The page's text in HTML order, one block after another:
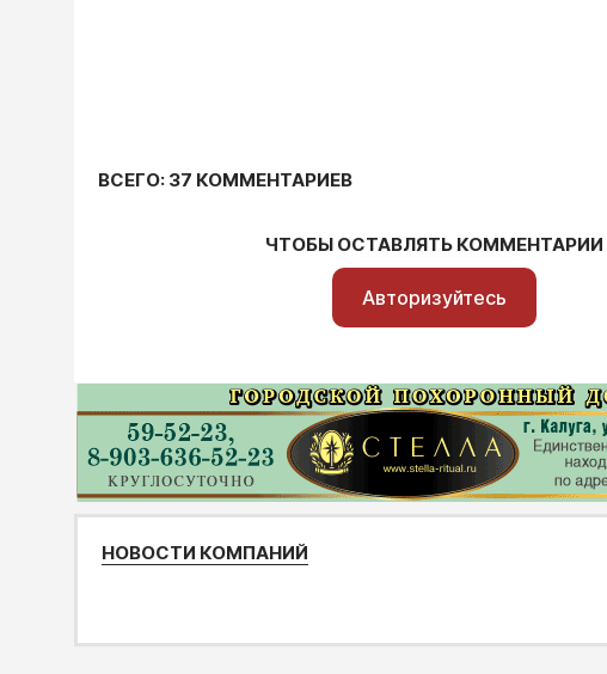
ВСЕГО: 37 КОММЕНТАРИЕВ
ЧТОБЫ ОСТАВЛЯТЬ КОММЕНТАРИИ
Авторизуйтесь
НОВОСТИ КОМПАНИЙ